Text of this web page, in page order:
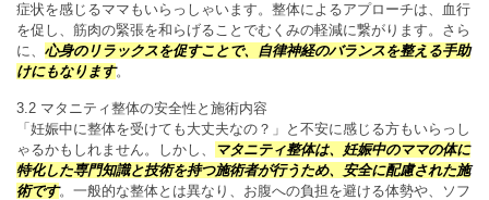
症状を感じるママもいらっしゃいます。整体によるアプローチは、血行
を促し、筋肉の緊張を和らげることでむくみの軽減に繋がります。さら
に、 心身のリラックスを促すことで、自律神経のバランスを整える手助
けにもなります。
3.2 マタニティ整体の安全性と施術内容
「妊娠中に整体を受けても大丈夫なの？」と不安に感じる方もいらっし
ゃるかもしれません。しかし、
マタニティ整体は、妊娠中のママの体に
特化した専門知識と技術を持つ施術者が行うため、安全に配慮された施
術です。一般的な整体とは異なり、お腹への負担を避ける体勢や、ソフ